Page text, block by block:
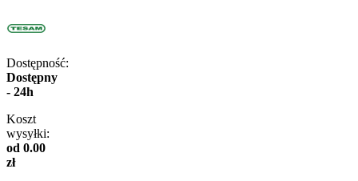
Dostępność:
Dostępny
- 24h
Koszt
wysyłki:
od 0.00
zł